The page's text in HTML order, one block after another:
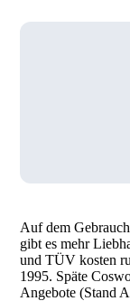
Auf dem
gibt es mehr
und TÜV kosten
1995. Späte
Angebote (Stand